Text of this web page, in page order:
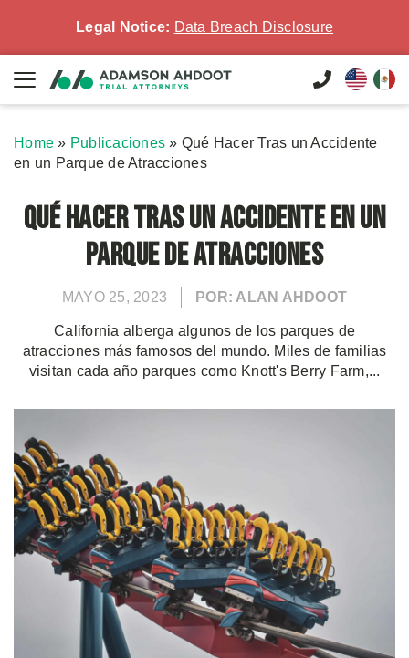
Legal Notice: Data Breach Disclosure
Home » Publicaciones » Qué Hacer Tras un Accidente
en un Parque de Atracciones
Qué Hacer Tras un Accidente en un
Parque de Atracciones
MAYO 25, 2023 POR: ALAN AHDOOT
California alberga algunos de los parques de
atracciones más famosos del mundo. Miles de familias
visitan cada año parques como Knott's Berry Farm,...